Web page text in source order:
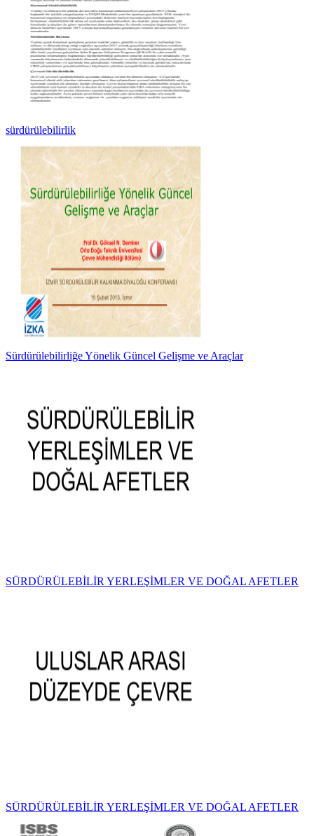
sürdürülebilirlik
Sürdürülebilirliğe Yönelik Güncel Gelişme ve Araçlar
SÜRDÜRÜLEBİLİR YERLEŞİMLER VE DOĞAL AFETLER
SÜRDÜRÜLEBİLİR YERLEŞİMLER VE DOĞAL AFETLER